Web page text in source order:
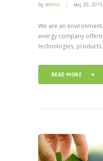
by Admin мај 20, 2015
We are an
energy company
technologies,
READ MORE